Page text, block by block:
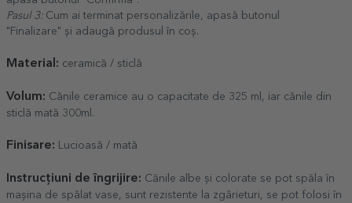
Pasul 3: Cum ai terminat personalizările, apasă butonul
"Finalizare" și adaugă produsul în coș.
Material: ceramică / sticlă
Volum: Cănile ceramice au o capacitate de 325 ml, iar cănile din
sticlă mată 300ml.
Finisare: Lucioasă / mată
Instrucțiuni de îngrijire: Cănile albe și colorate se pot spăla în
mașina de spălat vase, sunt rezistente la zgârieturi, se pot folosi în